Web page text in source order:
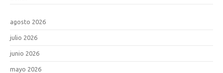
agosto 2026
julio 2026
junio 2026
mayo 2026